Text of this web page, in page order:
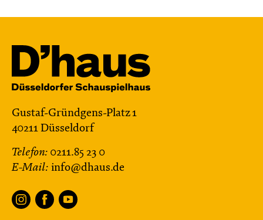
Gustaf-Gründgens-Platz 1
40211 Düsseldorf
Telefon: 0211.85 23 0
E-Mail: info@dhaus.de